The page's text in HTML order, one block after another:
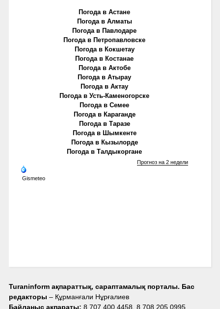
Погода в Астане
Погода в Алматы
Погода в Павлодаре
Погода в Петропавловске
Погода в Кокшетау
Погода в Костанае
Погода в Актобе
Погода в Атырау
Погода в Актау
Погода в Усть-Каменогорске
Погода в Семее
Погода в Караганде
Погода в Таразе
Погода в Шымкенте
Погода в Кызылорде
Погода в Талдыкоргане
Gismeteo
Прогноз на 2 недели
Turaninform ақпараттық, сараптамалық порталы. Бас
редакторы – Құрманғали Нұрғалиев
Байланыс ақпараты: 8 707 400 4458, 8 708 205 0995